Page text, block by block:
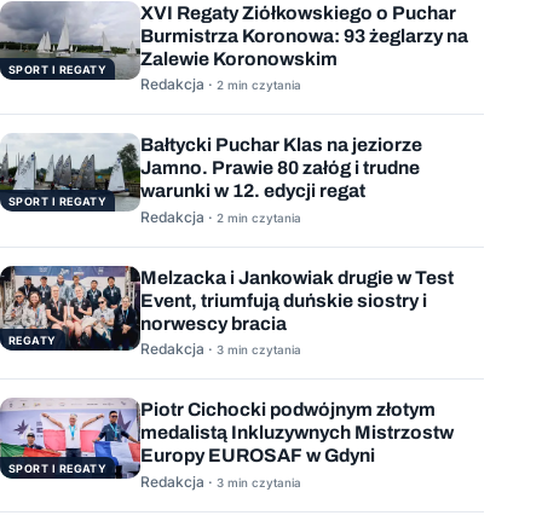
SPORT I REGATY
XVI Regaty Ziółkowskiego o Puchar
Burmistrza Koronowa: 93 żeglarzy na
Zalewie Koronowskim
Redakcja · 2 min czytania
SPORT I REGATY
Bałtycki Puchar Klas na jeziorze
Jamno. Prawie 80 załóg i trudne
warunki w 12. edycji regat
Redakcja · 2 min czytania
REGATY
Melzacka i Jankowiak drugie w Test
Event, triumfują duńskie siostry i
norwescy bracia
Redakcja · 3 min czytania
SPORT I REGATY
Piotr Cichocki podwójnym złotym
medalistą Inkluzywnych Mistrzostw
Europy EUROSAF w Gdyni
Redakcja · 3 min czytania